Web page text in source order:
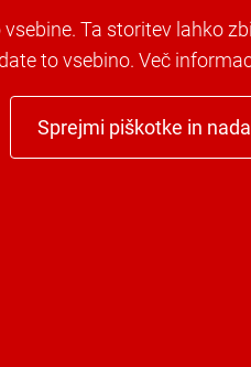
Ta storitev lahko
to vsebino. Več
Sprejmi piškotke in